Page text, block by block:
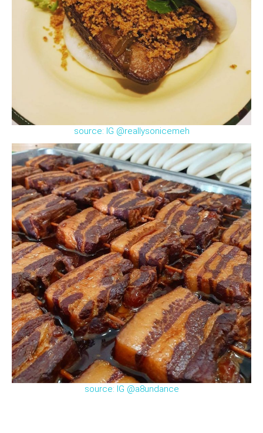
source: IG @reallysonicemeh
source: IG @a8undance